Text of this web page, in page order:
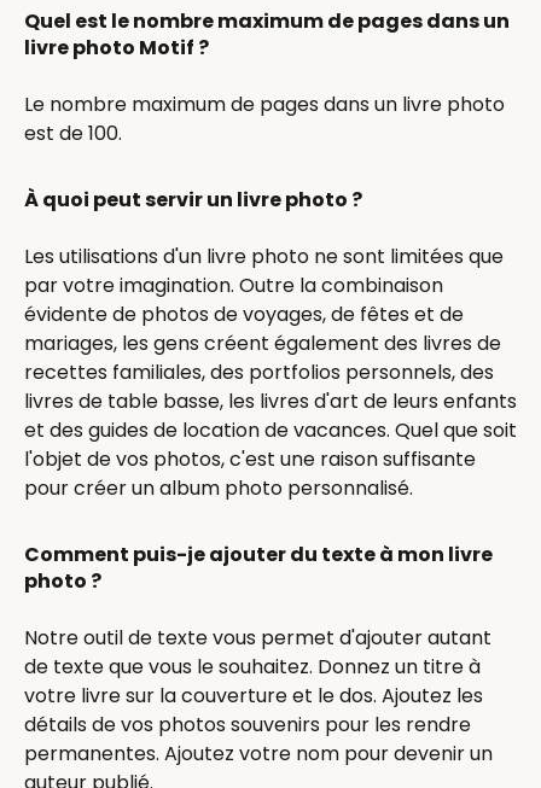
Quel est le nombre maximum de pages dans un
livre photo Motif ?
Le nombre maximum de pages dans un livre photo
est de 100.
À quoi peut servir un livre photo ?
Les utilisations d'un livre photo ne sont limitées que
par votre imagination. Outre la combinaison
évidente de photos de voyages, de fêtes et de
mariages, les gens créent également des livres de
recettes familiales, des portfolios personnels, des
livres de table basse, les livres d'art de leurs enfants
et des guides de location de vacances. Quel que soit
l'objet de vos photos, c'est une raison suffisante
pour créer un album photo personnalisé.
Comment puis-je ajouter du texte à mon livre
photo ?
Notre outil de texte vous permet d'ajouter autant
de texte que vous le souhaitez. Donnez un titre à
votre livre sur la couverture et le dos. Ajoutez les
détails de vos photos souvenirs pour les rendre
permanentes. Ajoutez votre nom pour devenir un
auteur publié.